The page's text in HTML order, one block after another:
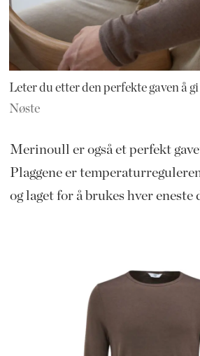
Leter du etter den perfekte gaven å
Nøste
Merinoull er også et perfekt
Plaggene er
og laget for å brukes hver eneste